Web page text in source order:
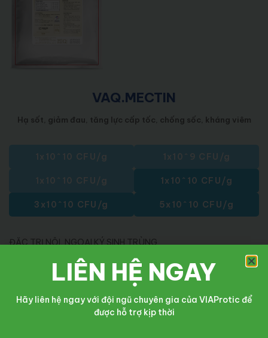
VAQ.MECTIN
Hạ sốt, giảm đau, tăng lực cấp tốc, chống sốc, kháng viêm
1x10^10 CFU/g 1x10^9 CFU/g
1x10^10 CFU/g 1x10^10 CFU/g
3x10^10 CFU/g 5x10^10 CFU/g
ĐẶC TRỊ NỘI, NGOẠI KÝ SINH TRÙNG
NGUYÊN LIỆU
Ivermectin, Dung môi vừa đủ
CHỈ ĐỊNH
LIÊN HỆ NGAY
Hãy liên hệ ngay với đội ngũ chuyên gia của VIAProtic để
được hỗ trợ kịp thời